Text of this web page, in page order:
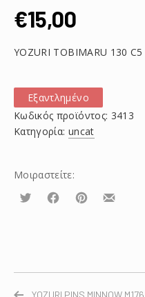
€15,00
YOZURI TOBIMARU 130 C5
Εξαντλημένο
Κωδικός προϊόντος: 3413
Κατηγορία: uncat
Μοιραστείτε:
Τουίτα ΜοιραστείτεΜοιραστείτε
YOZURI PINS MINNOW